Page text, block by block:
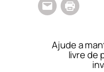
Ajude a
livre de